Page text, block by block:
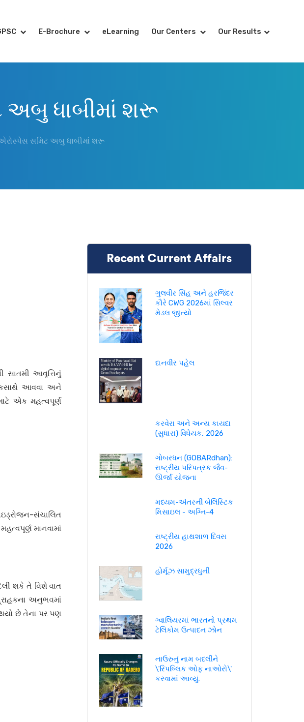
E-Brochure eLearning Our Centers Our Results
અબુ ધાબીમાં શરૂ
સમિટ અબુ ધાબીમાં શરૂ
સાતમી આવૃત્તિનું
આવવા અને
એક મહત્વપૂર્ણ
સંચાલિત
માનવામાં
શકે તે વિશે વાત
અનુભવમાં
છે તેના પર પણ
Recent Current Affairs
ગુલવીર સિંહ અને હરજિંદર
કૌરે CWG 2026માં સિલ્વર
મેડલ જીત્યો
દાનવીર પહેલ
કરવેરા અને અન્ય કાયદા
(સુધારા) વિધેયક, 2026
ગોબરધન (GOBARdhan):
રાષ્ટ્રીય પરિપત્રક જૈવ-
ઊર્જા યોજના
મધ્યમ-અંતરની બેલિસ્ટિક
મિસાઇલ - અગ્નિ-4
રાષ્ટ્રીય હાથશાળ દિવસ
2026
હોર્મૂઝ સામુદ્રધુની
ગ્વાલિયરમાં ભારતનો પ્રથમ
ટેલિકોમ ઉત્પાદન ઝોન
નાઉરુનું નામ બદલીને
\'રિપબ્લિક ઓફ નાઓરો\'
કરવામાં આવ્યું.